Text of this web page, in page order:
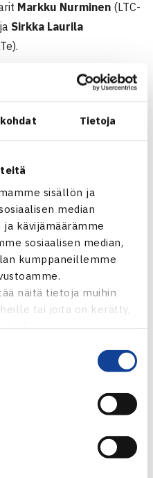
Tietoja
sisällön ja
median
kävijämäärämme
sosiaalisen median,
kumppaneillemme
näitä tietoja muihin
tai joita on kerätty,
Markku Nurminen (LTC-
Sirkka Laurila
lisäksi pelataan
kansallista kilpailua,
ottelut alkavat
katsoa kilpailun Facebook-